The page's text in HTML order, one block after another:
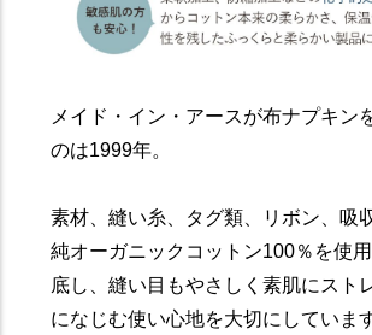
メイド・イン・アースが布ナプキン
のは1999年。
素材、縫い糸、タグ類、リボン、吸
純オーガニックコットン100％を使
底し、縫い目もやさしく素肌にスト
になじむ使い心地を大切にしていま